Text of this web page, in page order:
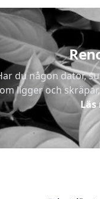
du någon dator,
ligger och
Läs